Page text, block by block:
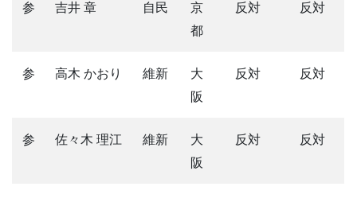
参 吉井 章 自民
京
都
反対 反対
参 高木 かおり 維新
大
阪
反対 反対
参 佐々木 理江 維新
大
阪
反対 反対